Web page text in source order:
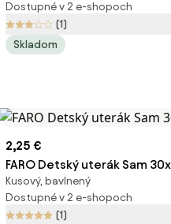
Dostupné v 2 e-shopoch
(1)
Skladom
2,25 €
FARO Detský uterák Sam
Kusový, bavlnený
Dostupné v 2 e-shopoch
(1)